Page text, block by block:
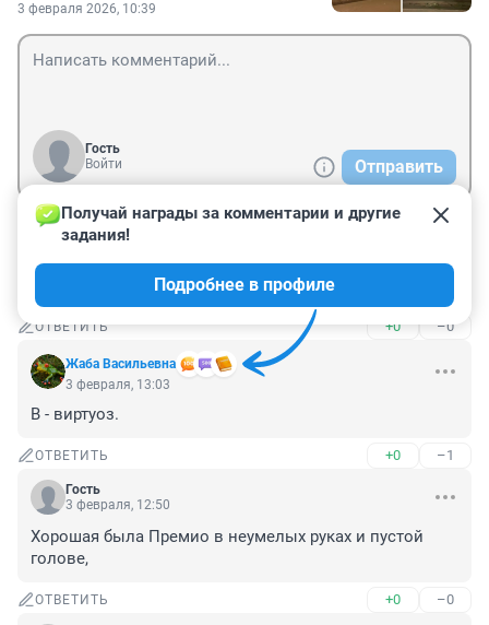
3 февраля 2026, 10:39
Гость
Войти
Отправить
Гость
Красиво запарковался.
ОТВЕТИТЬ +0 –0
Жаба Васильевна
Получай награды за комментарии и другие
задания!
Подробнее в профиле
3 февраля, 13:03
В - виртуоз.
ОТВЕТИТЬ +0 –1
Гость
3 февраля, 12:50
Хорошая была Премио в неумелых руках и пустой
голове,
ОТВЕТИТЬ +0 –0